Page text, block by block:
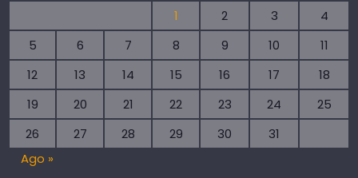
1
2 3
4
5
6 7 8 9 10
11
12
13 14 15 16 17
18
19
20 21 22 23 24
25
26
27 28 29 30
31
Ago »